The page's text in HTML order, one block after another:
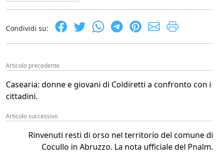
Condividi su:
Articolo precedente
Casearia: donne e giovani di Coldiretti a confronto con i
cittadini.
Articolo successivo
Rinvenuti resti di orso nel territorio del comune di
Cocullo in Abruzzo. La nota ufficiale del Pnalm.